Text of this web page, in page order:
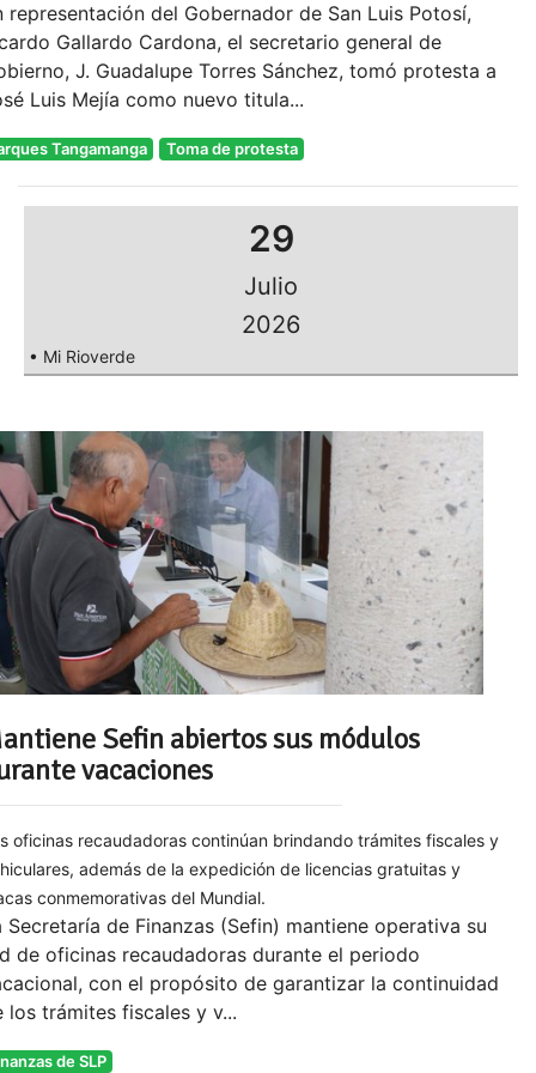
representación del Gobernador de San Luis Potosí,
Gallardo Cardona, el secretario general de
J. Guadalupe Torres Sánchez, tomó protesta a
Luis Mejía como nuevo titula...
Tangamanga Toma de protesta
29
Julio
2026
• Mi Rioverde
Sefin abiertos sus módulos
vacaciones
oficinas recaudadoras continúan brindando trámites fiscales y
además de la expedición de licencias gratuitas y
conmemorativas del Mundial.
Secretaría de Finanzas (Sefin) mantiene operativa su
de oficinas recaudadoras durante el periodo
con el propósito de garantizar la continuidad
los trámites fiscales y v...
de SLP